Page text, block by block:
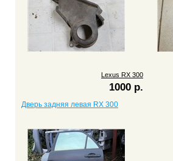
Lexus RX 300
1000 р.
Дверь задняя левая RX 300